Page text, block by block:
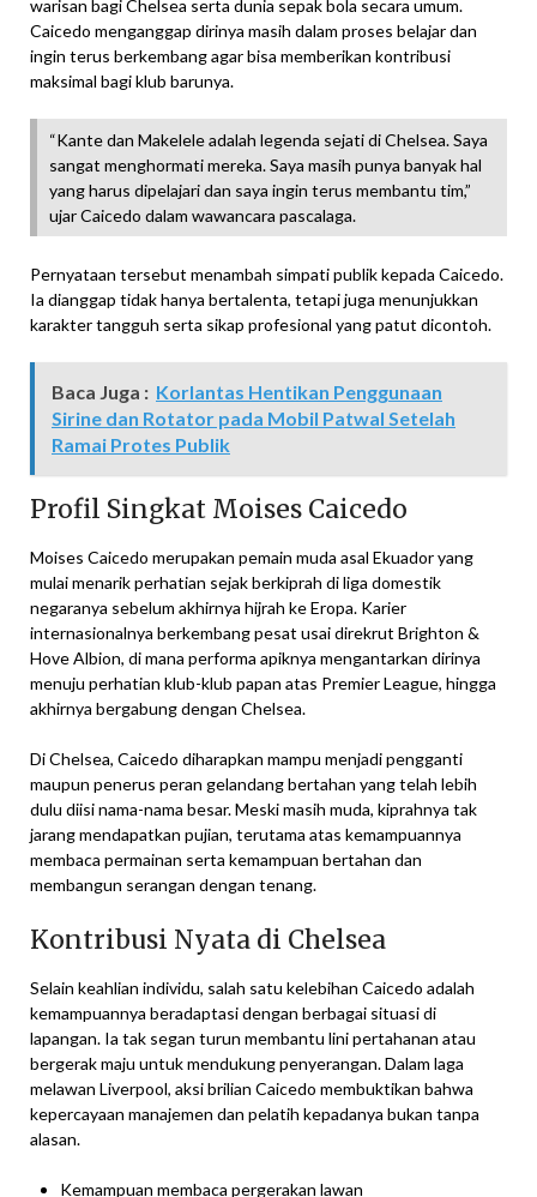
warisan bagi Chelsea serta dunia sepak bola secara umum.
Caicedo menganggap dirinya masih dalam proses belajar dan
ingin terus berkembang agar bisa memberikan kontribusi
maksimal bagi klub barunya.
“Kante dan Makelele adalah legenda sejati di Chelsea. Saya
sangat menghormati mereka. Saya masih punya banyak hal
yang harus dipelajari dan saya ingin terus membantu tim,”
ujar Caicedo dalam wawancara pascalaga.
Pernyataan tersebut menambah simpati publik kepada Caicedo.
Ia dianggap tidak hanya bertalenta, tetapi juga menunjukkan
karakter tangguh serta sikap profesional yang patut dicontoh.
Baca Juga : Korlantas Hentikan Penggunaan
Sirine dan Rotator pada Mobil Patwal Setelah
Ramai Protes Publik
Profil Singkat Moises Caicedo
Moises Caicedo merupakan pemain muda asal Ekuador yang
mulai menarik perhatian sejak berkiprah di liga domestik
negaranya sebelum akhirnya hijrah ke Eropa. Karier
internasionalnya berkembang pesat usai direkrut Brighton &
Hove Albion, di mana performa apiknya mengantarkan dirinya
menuju perhatian klub-klub papan atas Premier League, hingga
akhirnya bergabung dengan Chelsea.
Di Chelsea, Caicedo diharapkan mampu menjadi pengganti
maupun penerus peran gelandang bertahan yang telah lebih
dulu diisi nama-nama besar. Meski masih muda, kiprahnya tak
jarang mendapatkan pujian, terutama atas kemampuannya
membaca permainan serta kemampuan bertahan dan
membangun serangan dengan tenang.
Kontribusi Nyata di Chelsea
Selain keahlian individu, salah satu kelebihan Caicedo adalah
kemampuannya beradaptasi dengan berbagai situasi di
lapangan. Ia tak segan turun membantu lini pertahanan atau
bergerak maju untuk mendukung penyerangan. Dalam laga
melawan Liverpool, aksi brilian Caicedo membuktikan bahwa
kepercayaan manajemen dan pelatih kepadanya bukan tanpa
alasan.
Kemampuan membaca pergerakan lawan